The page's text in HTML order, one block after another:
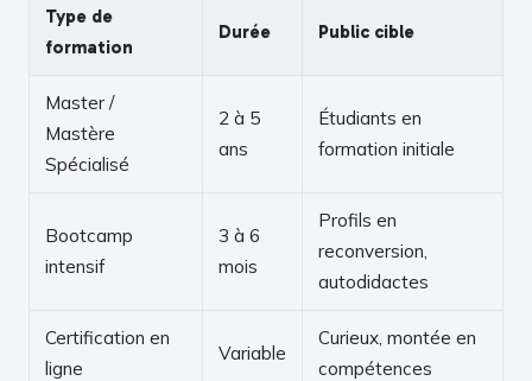
Type de
formation
Durée Public cible
Master /
Mastère
Spécialisé
2 à 5
ans
Étudiants en
formation initiale
Bootcamp
intensif
3 à 6
mois
Profils en
reconversion,
autodidactes
Certification en
ligne
Variable
Curieux, montée en
compétences